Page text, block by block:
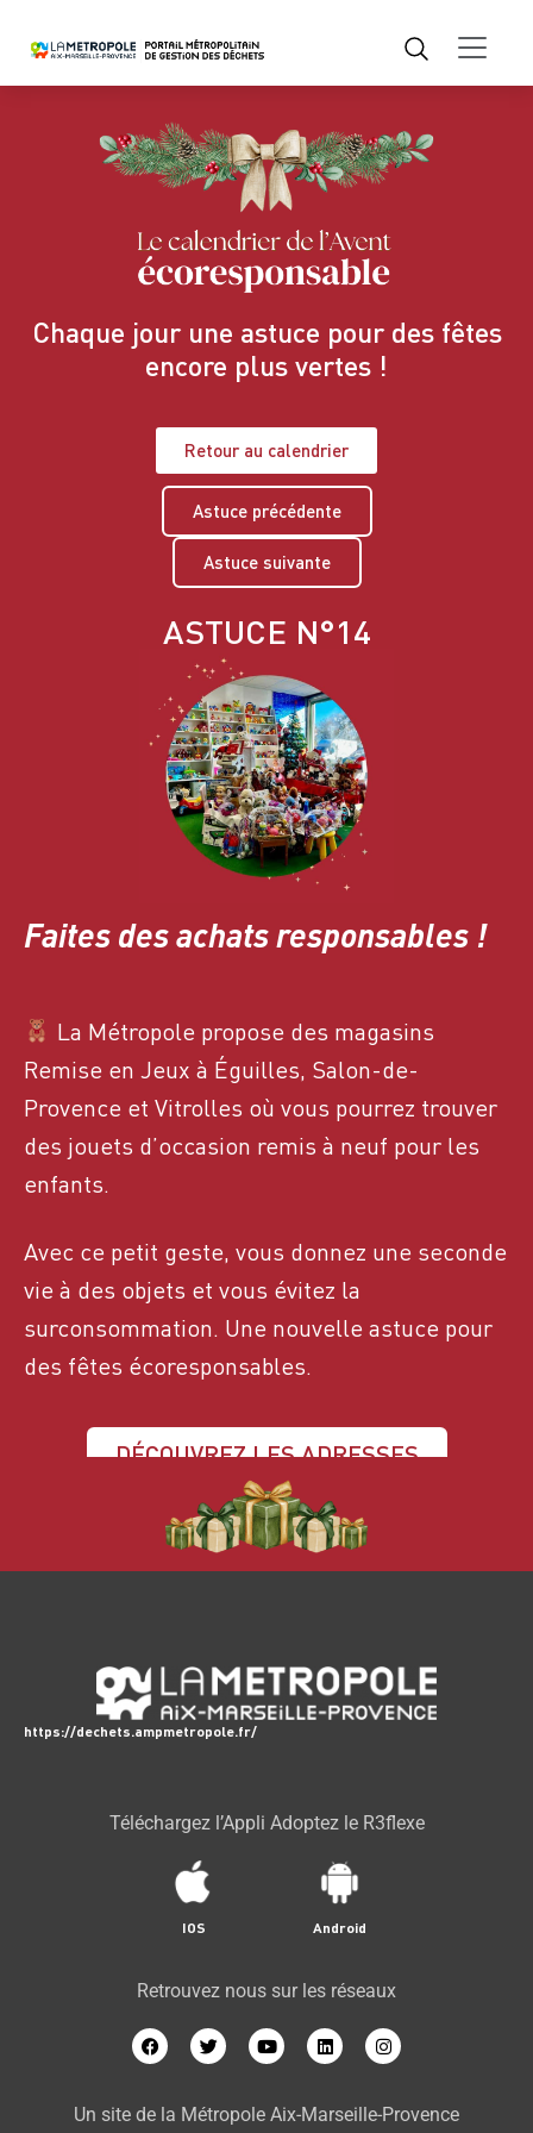
Chaque jour une astuce pour des fêtes
encore plus vertes !
Retour au calendrier
Astuce précédente
Astuce suivante
ASTUCE N°14
Faites des achats responsables !
La Métropole propose des magasins
Remise en Jeux à Éguilles, Salon-de-
Provence et Vitrolles où vous pourrez trouver
des jouets d’occasion remis à neuf pour les
enfants.
Avec ce petit geste, vous donnez une seconde
vie à des objets et vous évitez la
surconsommation. Une nouvelle astuce pour
des fêtes écoresponsables.
DÉCOUVREZ LES ADRESSES
https://dechets.ampmetropole.fr/
Téléchargez l’Appli Adoptez le R3flexe
IOS Android
Retrouvez nous sur les réseaux
Un site de la Métropole Aix-Marseille-Provence